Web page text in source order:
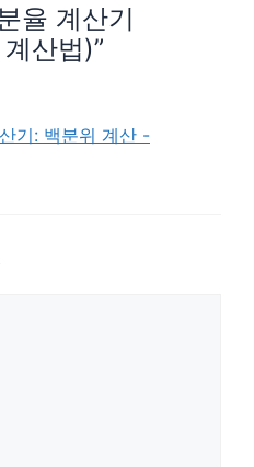
율 계산기
산법)”
기: 백분위 계산 -